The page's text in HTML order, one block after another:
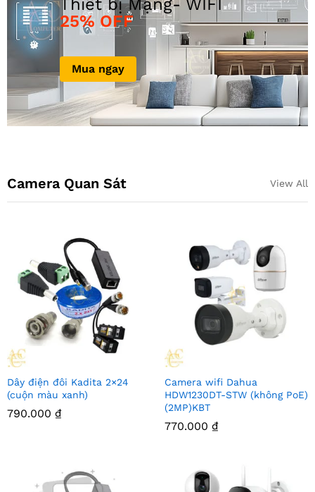
25% OFF
Mua ngay
Camera Quan Sát View All
Dây điện đôi Kadita 2×24
(cuộn màu xanh)
790.000 ₫
Camera wifi Dahua
HDW1230DT-STW (không PoE)
(2MP)KBT
770.000 ₫